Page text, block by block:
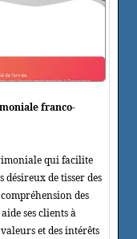
franco-
qui facilite
désireux de tisser des
des
ses clients à
et des intérêts